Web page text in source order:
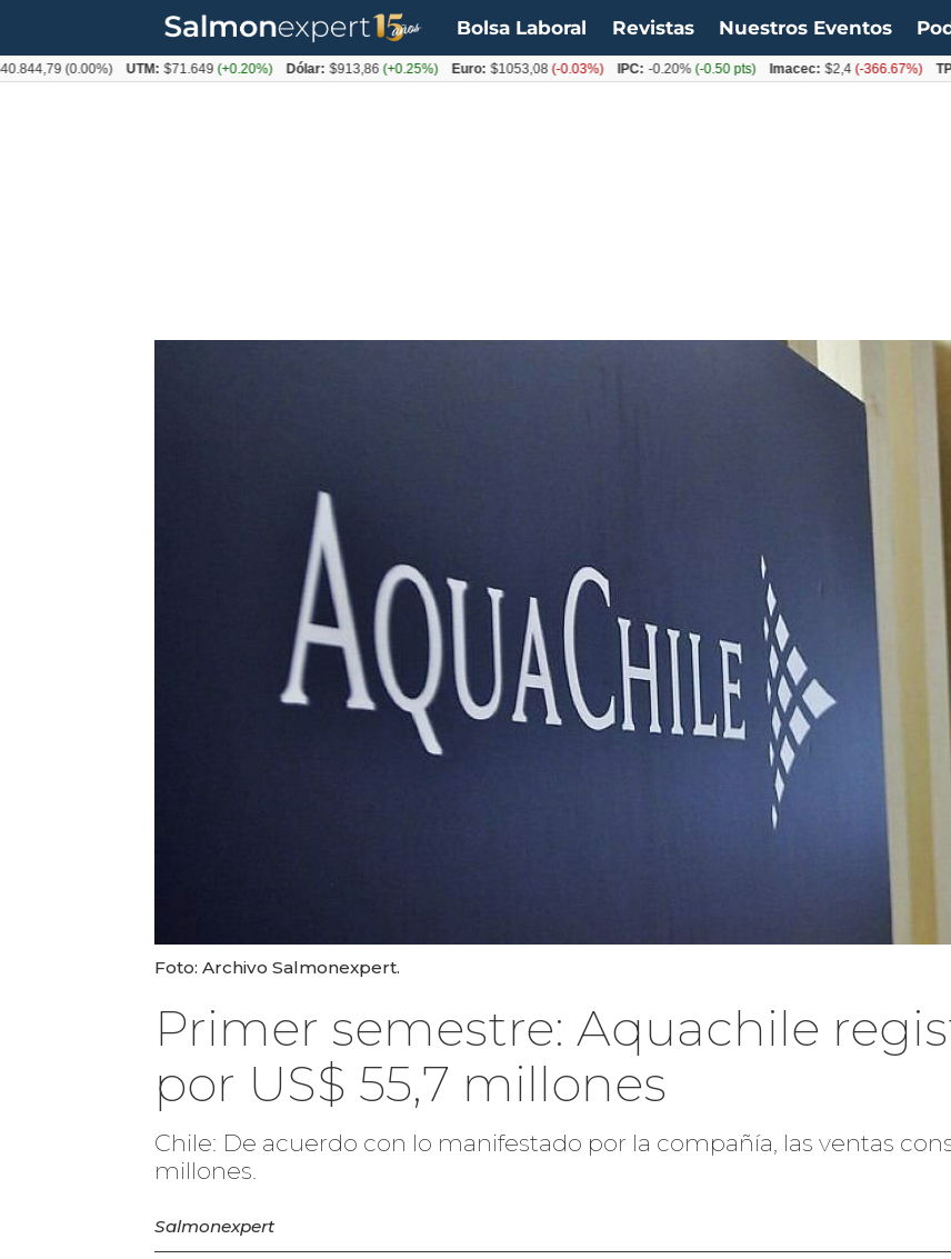
Bolsa Laboral Revistas Nuestros Eventos
Foto: Archivo Salmonexpert.
Primer semestre: Aquachile
por US$ 55,7 millones
Chile: De acuerdo con lo manifestado por la compañía, las ventas
millones.
Salmonexpert
(0.00%) UTM: $71.649(+0.20%) Dólar: $913,86(+0.25%) Euro: $1053,08(-0.03%) IPC: -0.20%(-0.50 pts) Imacec: $2,4(-366.67%) TPM: